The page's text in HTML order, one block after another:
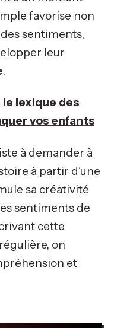
favorise non
sentiments,
leur
.
lexique des
vos enfants
à demander à
à partir d’une
sa créativité
sentiments de
cette
on
et